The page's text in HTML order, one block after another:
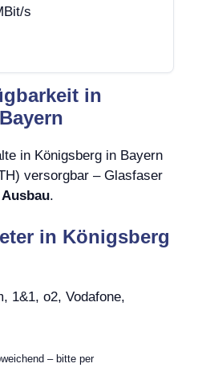
s
in
in Königsberg in Bayern
versorgbar – Glasfaser
.
in Königsberg
1&1, o2, Vodafone,
– bitte per